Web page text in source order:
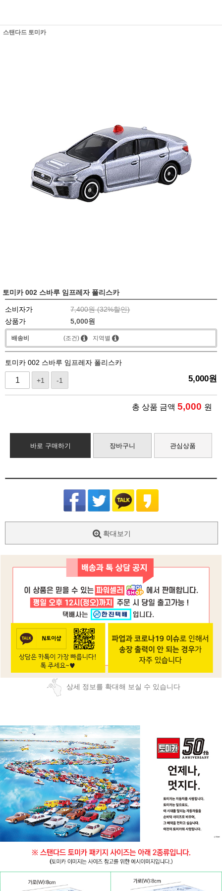
스탠다드 토미카
토미카 002 스바루 임프레자 폴리스카
소비자가 7,400원 (32%할인)
상품가
5,000원
배송비 (조건) 지역별
토미카 002 스바루 임프레자 폴리스카
+1 -1 5,000원
총 상품 금액 5,000 원
바로 구매하기 장바구니 관심상품
확대보기
상세 정보를 확대해 보실 수 있습니다